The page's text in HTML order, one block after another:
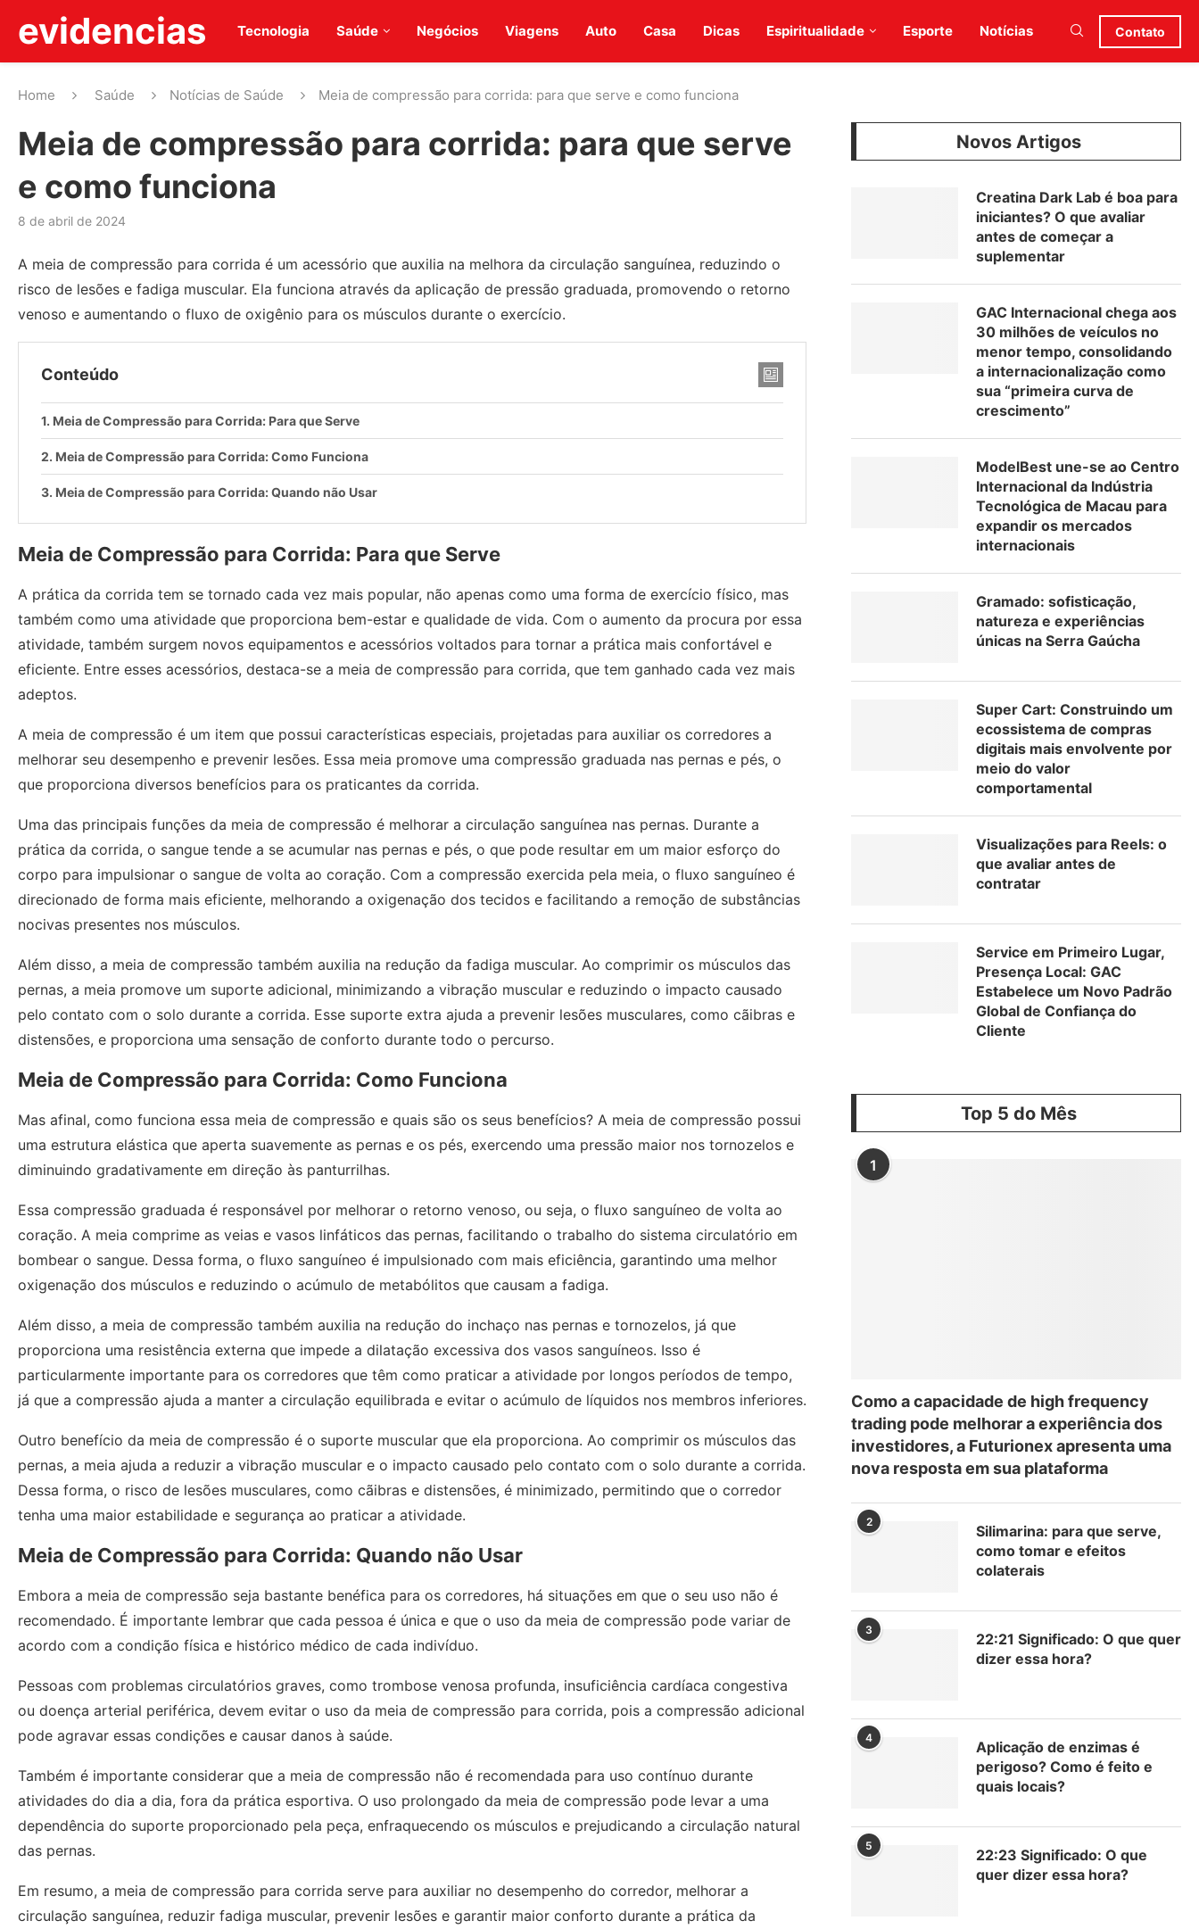
evidencias Tecnologia Saúde Negócios Viagens Auto Casa Dicas Espiritualidade Esporte Notícias Contato
Home Saúde Notícias de Saúde Meia de compressão para corrida: para que serve e como funciona
Meia de compressão para corrida: para que serve
e como funciona
8 de abril de 2024
A meia de compressão para corrida é um acessório que auxilia na melhora da circulação sanguínea, reduzindo o
risco de lesões e fadiga muscular. Ela funciona através da aplicação de pressão graduada, promovendo o retorno
venoso e aumentando o fluxo de oxigênio para os músculos durante o exercício.
Conteúdo
Meia de Compressão para Corrida: Para que Serve
Meia de Compressão para Corrida: Como Funciona
Meia de Compressão para Corrida: Quando não Usar
Meia de Compressão para Corrida: Para que Serve
A prática da corrida tem se tornado cada vez mais popular, não apenas como uma forma de exercício físico, mas
também como uma atividade que proporciona bem-estar e qualidade de vida. Com o aumento da procura por essa
atividade, também surgem novos equipamentos e acessórios voltados para tornar a prática mais confortável e
eficiente. Entre esses acessórios, destaca-se a meia de compressão para corrida, que tem ganhado cada vez mais
adeptos.
A meia de compressão é um item que possui características especiais, projetadas para auxiliar os corredores a
melhorar seu desempenho e prevenir lesões. Essa meia promove uma compressão graduada nas pernas e pés, o
que proporciona diversos benefícios para os praticantes da corrida.
Uma das principais funções da meia de compressão é melhorar a circulação sanguínea nas pernas. Durante a
prática da corrida, o sangue tende a se acumular nas pernas e pés, o que pode resultar em um maior esforço do
corpo para impulsionar o sangue de volta ao coração. Com a compressão exercida pela meia, o fluxo sanguíneo é
direcionado de forma mais eficiente, melhorando a oxigenação dos tecidos e facilitando a remoção de substâncias
nocivas presentes nos músculos.
Além disso, a meia de compressão também auxilia na redução da fadiga muscular. Ao comprimir os músculos das
pernas, a meia promove um suporte adicional, minimizando a vibração muscular e reduzindo o impacto causado
pelo contato com o solo durante a corrida. Esse suporte extra ajuda a prevenir lesões musculares, como cãibras e
distensões, e proporciona uma sensação de conforto durante todo o percurso.
Meia de Compressão para Corrida: Como Funciona
Mas afinal, como funciona essa meia de compressão e quais são os seus benefícios? A meia de compressão possui
uma estrutura elástica que aperta suavemente as pernas e os pés, exercendo uma pressão maior nos tornozelos e
diminuindo gradativamente em direção às panturrilhas.
Essa compressão graduada é responsável por melhorar o retorno venoso, ou seja, o fluxo sanguíneo de volta ao
coração. A meia comprime as veias e vasos linfáticos das pernas, facilitando o trabalho do sistema circulatório em
bombear o sangue. Dessa forma, o fluxo sanguíneo é impulsionado com mais eficiência, garantindo uma melhor
oxigenação dos músculos e reduzindo o acúmulo de metabólitos que causam a fadiga.
Além disso, a meia de compressão também auxilia na redução do inchaço nas pernas e tornozelos, já que
proporciona uma resistência externa que impede a dilatação excessiva dos vasos sanguíneos. Isso é
particularmente importante para os corredores que têm como praticar a atividade por longos períodos de tempo,
já que a compressão ajuda a manter a circulação equilibrada e evitar o acúmulo de líquidos nos membros inferiores.
Outro benefício da meia de compressão é o suporte muscular que ela proporciona. Ao comprimir os músculos das
pernas, a meia ajuda a reduzir a vibração muscular e o impacto causado pelo contato com o solo durante a corrida.
Dessa forma, o risco de lesões musculares, como cãibras e distensões, é minimizado, permitindo que o corredor
tenha uma maior estabilidade e segurança ao praticar a atividade.
Meia de Compressão para Corrida: Quando não Usar
Embora a meia de compressão seja bastante benéfica para os corredores, há situações em que o seu uso não é
recomendado. É importante lembrar que cada pessoa é única e que o uso da meia de compressão pode variar de
acordo com a condição física e histórico médico de cada indivíduo.
Pessoas com problemas circulatórios graves, como trombose venosa profunda, insuficiência cardíaca congestiva
ou doença arterial periférica, devem evitar o uso da meia de compressão para corrida, pois a compressão adicional
pode agravar essas condições e causar danos à saúde.
Também é importante considerar que a meia de compressão não é recomendada para uso contínuo durante
atividades do dia a dia, fora da prática esportiva. O uso prolongado da meia de compressão pode levar a uma
dependência do suporte proporcionado pela peça, enfraquecendo os músculos e prejudicando a circulação natural
das pernas.
Em resumo, a meia de compressão para corrida serve para auxiliar no desempenho do corredor, melhorar a
circulação sanguínea, reduzir fadiga muscular, prevenir lesões e garantir maior conforto durante a prática da
Novos Artigos
Creatina Dark Lab é boa para
iniciantes? O que avaliar
antes de começar a
suplementar
GAC Internacional chega aos
30 milhões de veículos no
menor tempo, consolidando
a internacionalização como
sua “primeira curva de
crescimento”
ModelBest une-se ao Centro
Internacional da Indústria
Tecnológica de Macau para
expandir os mercados
internacionais
Gramado: sofisticação,
natureza e experiências
únicas na Serra Gaúcha
Super Cart: Construindo um
ecossistema de compras
digitais mais envolvente por
meio do valor
comportamental
Visualizações para Reels: o
que avaliar antes de
contratar
Service em Primeiro Lugar,
Presença Local: GAC
Estabelece um Novo Padrão
Global de Confiança do
Cliente
Top 5 do Mês
1
Como a capacidade de high frequency
trading pode melhorar a experiência dos
investidores, a Futurionex apresenta uma
nova resposta em sua plataforma
2
Silimarina: para que serve,
como tomar e efeitos
colaterais
3
22:21 Significado: O que quer
dizer essa hora?
4
Aplicação de enzimas é
perigoso? Como é feito e
quais locais?
5
22:23 Significado: O que
quer dizer essa hora?